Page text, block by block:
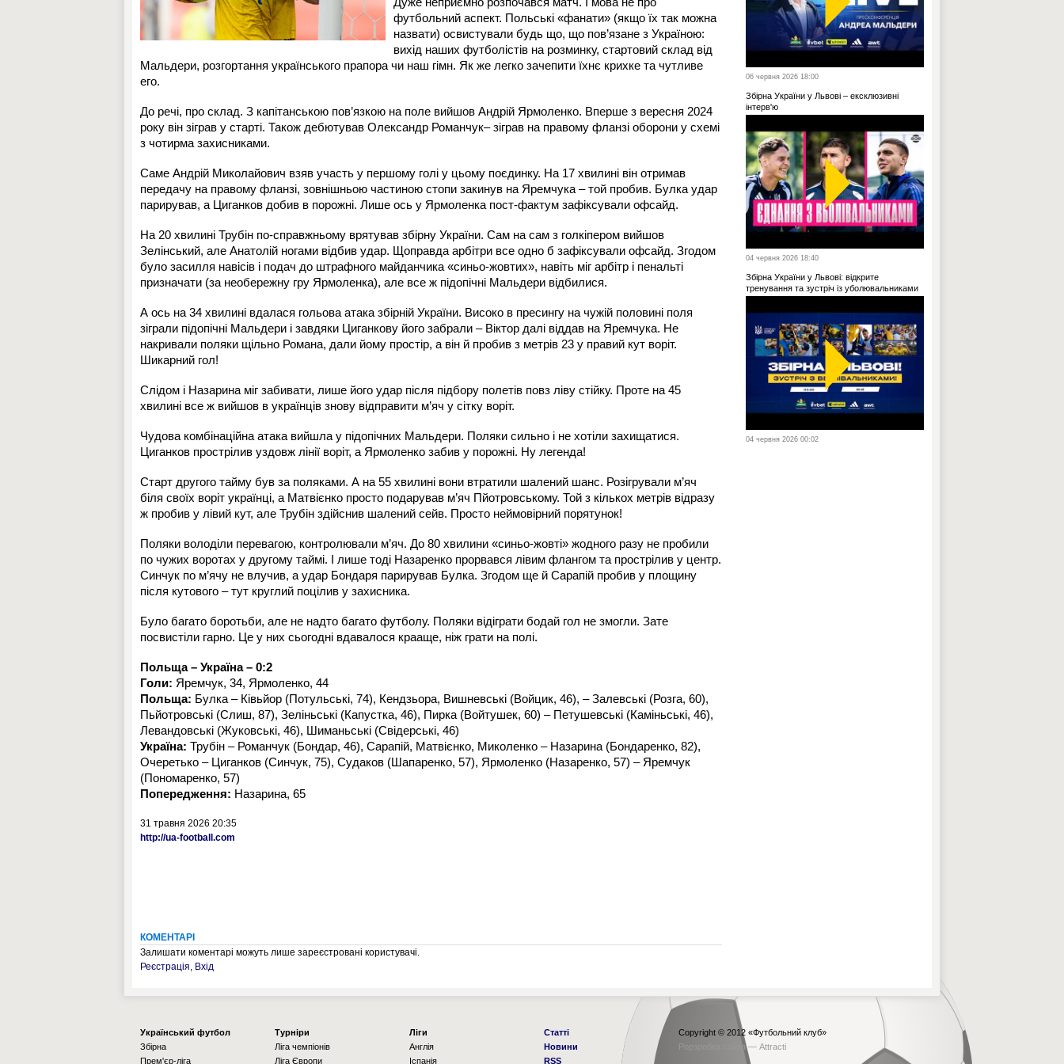
футбольний аспект. Польські «фанати» (якщо їх так можна
назвати) освистували будь що, що пов’язане з Україною:
вихід наших футболістів на розминку, стартовий склад від
Мальдери, розгортання українського прапора чи наш гімн. Як же легко зачепити їхнє крихке та чутливе
его.
До речі, про склад. З капітанською пов’язкою на поле вийшов Андрій Ярмоленко. Вперше з вересня 2024
року він зіграв у старті. Також дебютував Олександр Романчук– зіграв на правому фланзі оборони у схемі
з чотирма захисниками.
Саме Андрій Миколайович взяв участь у першому голі у цьому поєдинку. На 17 хвилині він отримав
передачу на правому фланзі, зовнішньою частиною стопи закинув на Яремчука – той пробив. Булка удар
парирував, а Циганков добив в порожні. Лише ось у Ярмоленка пост-фактум зафіксували офсайд.
На 20 хвилині Трубін по-справжньому врятував збірну України. Сам на сам з голкіпером вийшов
Зелінський, але Анатолій ногами відбив удар. Щоправда арбітри все одно б зафіксували офсайд. Згодом
було засилля навісів і подач до штрафного майданчика «синьо-жовтих», навіть міг арбітр і пенальті
призначати (за необережну гру Ярмоленка), але все ж підопічні Мальдери відбилися.
А ось на 34 хвилині вдалася гольова атака збірній України. Високо в пресингу на чужій половині поля
зіграли підопічні Мальдери і завдяки Циганкову його забрали – Віктор далі віддав на Яремчука. Не
накривали поляки щільно Романа, дали йому простір, а він й пробив з метрів 23 у правий кут воріт.
Шикарний гол!
Слідом і Назарина міг забивати, лише його удар після підбору полетів повз ліву стійку. Проте на 45
хвилині все ж вийшов в українців знову відправити м’яч у сітку воріт.
Чудова комбінаційна атака вийшла у підопічних Мальдери. Поляки сильно і не хотіли захищатися.
Циганков прострілив уздовж лінії воріт, а Ярмоленко забив у порожні. Ну легенда!
Старт другого тайму був за поляками. А на 55 хвилині вони втратили шалений шанс. Розігрували м’яч
біля своїх воріт українці, а Матвієнко просто подарував м’яч Пйотровському. Той з кількох метрів відразу
ж пробив у лівий кут, але Трубін здійснив шалений сейв. Просто неймовірний порятунок!
Поляки володіли перевагою, контролювали м’яч. До 80 хвилини «синьо-жовті» жодного разу не пробили
по чужих воротах у другому таймі. І лише тоді Назаренко прорвався лівим флангом та прострілив у центр.
Синчук по м’ячу не влучив, а удар Бондаря парирував Булка. Згодом ще й Сарапій пробив у площину
після кутового – тут круглий поцілив у захисника.
Було багато боротьби, але не надто багато футболу. Поляки відіграти бодай гол не змогли. Зате
посвистіли гарно. Це у них сьогодні вдавалося крааще, ніж грати на полі.
Польща – Україна – 0:2
Голи: Яремчук, 34, Ярмоленко, 44
Польща: Булка – Ківьйор (Потульські, 74), Кендзьора, Вишневські (Войцик, 46), – Залевські (Розга, 60),
Пьйотровські (Слиш, 87), Зеліньські (Капустка, 46), Пирка (Войтушек, 60) – Петушевські (Каміньські, 46),
Левандовські (Жуковські, 46), Шиманьські (Свідерські, 46)
Україна: Трубін – Романчук (Бондар, 46), Сарапій, Матвієнко, Миколенко – Назарина (Бондаренко, 82),
Очеретько – Циганков (Синчук, 75), Судаков (Шапаренко, 57), Ярмоленко (Назаренко, 57) – Яремчук
(Пономаренко, 57)
Попередження: Назарина, 65
31 травня 2026 20:35
http://ua-football.com
КОМЕНТАРІ
Залишати коментарі можуть лише зареєстровані користувачі.
Реєстрація, Вхід
06 червня 2026 18:00
Збірна України у Львові – ексклюзивні
інтерв'ю
04 червня 2026 18:40
Збірна України у Львові: відкрите
тренування та зустріч із уболювальниками
04 червня 2026 00:02
Українcький футбол
Збірна
Прем'єр-ліга
Турніри
Ліга чемпіонів
Ліга Європи
Ліги
Англія
Іспанія
Статті
Новини
RSS
Copyright © 2012 «Футбольний клуб»
Рорзробка сайта — Attracti